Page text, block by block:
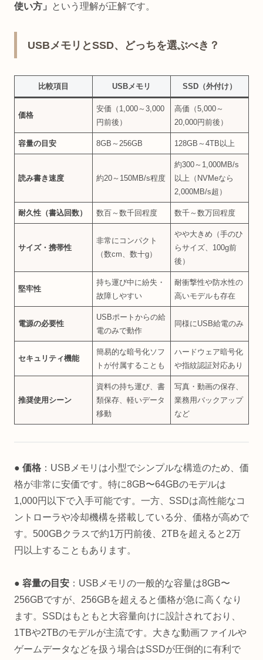
使い方」
という理解が正解です。
USBメモリとSSD、どっちを選ぶべき？
比較項目 USBメモリ SSD（外付け）
価格
安価（1,000～3,000
円前後）
高価（5,000～
20,000円前後）
容量の目安 8GB～256GB 128GB～4TB以上
読み書き速度 約20～150MB/s程度
約300～1,000MB/s
以上（NVMeなら
2,000MB/s超）
耐久性（書込回数） 数百～数千回程度 数千～数万回程度
サイズ・携帯性
非常にコンパクト
（数cm、数十g）
やや大きめ（手のひ
らサイズ、100g前
後）
堅牢性
持ち運び中に紛失・
故障しやすい
耐衝撃性や防水性の
高いモデルも存在
電源の必要性
USBポートからの給
電のみで動作
同様にUSB給電のみ
セキュリティ機能
簡易的な暗号化ソフ
トが付属することも
ハードウェア暗号化
や指紋認証対応あり
推奨使用シーン
資料の持ち運び、書
類保存、軽いデータ
移動
写真・動画の保存、
業務用バックアップ
など
● 価格 ：USBメモリは小型でシンプルな構造のため、価
格が非常に安価です。特に8GB〜64GBのモデルは
1,000円以下で入手可能です。一方、SSDは高性能なコ
ントローラや冷却機構を搭載している分、価格が高めで
す。500GBクラスで約1万円前後、2TBを超えると2万
円以上することもあります。
● 容量の目安 ：USBメモリの一般的な容量は8GB〜
256GBですが、256GBを超えると価格が急に高くなり
ます。SSDはもともと大容量向けに設計されており、
1TBや2TBのモデルが主流です。大きな動画ファイルや
ゲームデータなどを扱う場合はSSDが圧倒的に有利で